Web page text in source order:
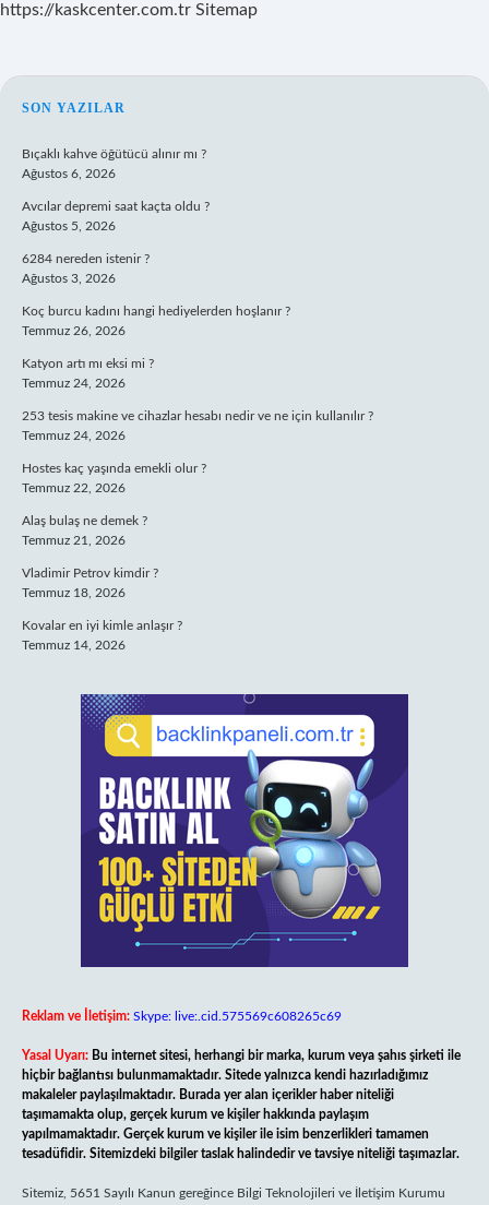
https://kaskcenter.com.tr Sitemap
SIDEBAR
SON YAZILAR
Bıçaklı kahve öğütücü alınır mı ?
Ağustos 6, 2026
Avcılar depremi saat kaçta oldu ?
Ağustos 5, 2026
6284 nereden istenir ?
Ağustos 3, 2026
Koç burcu kadını hangi hediyelerden hoşlanır ?
Temmuz 26, 2026
Katyon artı mı eksi mi ?
Temmuz 24, 2026
253 tesis makine ve cihazlar hesabı nedir ve ne için kullanılır ?
Temmuz 24, 2026
Hostes kaç yaşında emekli olur ?
Temmuz 22, 2026
Alaş bulaş ne demek ?
Temmuz 21, 2026
Vladimir Petrov kimdir ?
Temmuz 18, 2026
Kovalar en iyi kimle anlaşır ?
Temmuz 14, 2026
Reklam ve İletişim: Skype: live:.cid.575569c608265c69
Yasal Uyarı: Bu internet sitesi, herhangi bir marka, kurum veya şahıs şirketi ile
hiçbir bağlantısı bulunmamaktadır. Sitede yalnızca kendi hazırladığımız
makaleler paylaşılmaktadır. Burada yer alan içerikler haber niteliği
taşımamakta olup, gerçek kurum ve kişiler hakkında paylaşım
yapılmamaktadır. Gerçek kurum ve kişiler ile isim benzerlikleri tamamen
tesadüfidir. Sitemizdeki bilgiler taslak halindedir ve tavsiye niteliği taşımazlar.
Sitemiz, 5651 Sayılı Kanun gereğince Bilgi Teknolojileri ve İletişim Kurumu